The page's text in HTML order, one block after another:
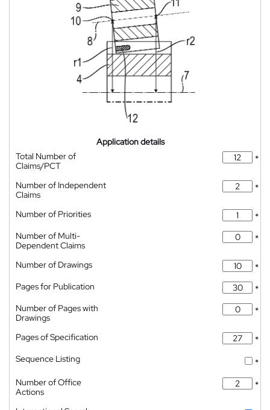
Application details
Total Number of
Claims/PCT
*
Number of Independent
Claims
*
Number of Priorities
*
Number of Multi-
Dependent Claims
*
Number of Drawings
*
Pages for Publication
*
Number of Pages with
Drawings
*
Pages of Specification
*
Sequence Listing
*
Number of Office
Actions
*